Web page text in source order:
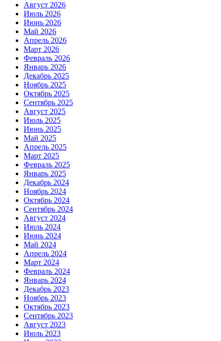
Август 2026
Июль 2026
Июнь 2026
Май 2026
Апрель 2026
Март 2026
Февраль 2026
Январь 2026
Декабрь 2025
Ноябрь 2025
Октябрь 2025
Сентябрь 2025
Август 2025
Июль 2025
Июнь 2025
Май 2025
Апрель 2025
Март 2025
Февраль 2025
Январь 2025
Декабрь 2024
Ноябрь 2024
Октябрь 2024
Сентябрь 2024
Август 2024
Июль 2024
Июнь 2024
Май 2024
Апрель 2024
Март 2024
Февраль 2024
Январь 2024
Декабрь 2023
Ноябрь 2023
Октябрь 2023
Сентябрь 2023
Август 2023
Июль 2023